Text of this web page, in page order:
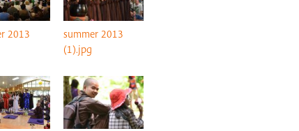
2013
summer 2013
(1).jpg